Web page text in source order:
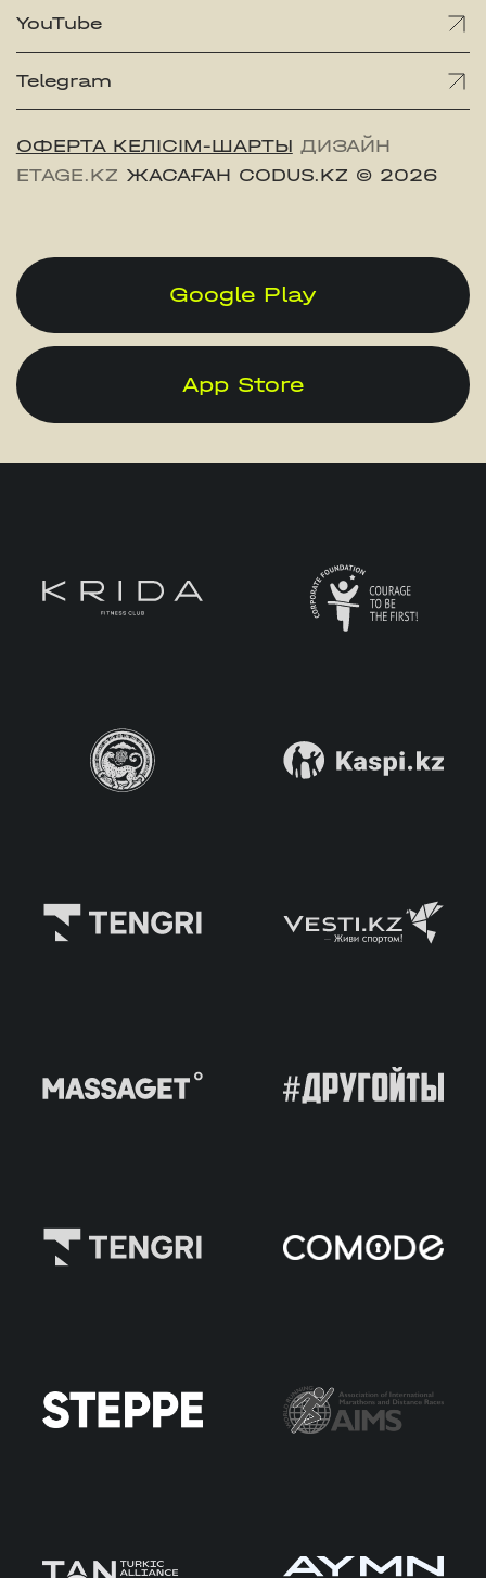
YouTube
Telegram
ОФЕРТА КЕЛІСІМ-ШАРТЫ ДИЗАЙН
ETAGE.KZ ЖАСАҒАН CODUS.KZ © 2026
Google Play
App Store